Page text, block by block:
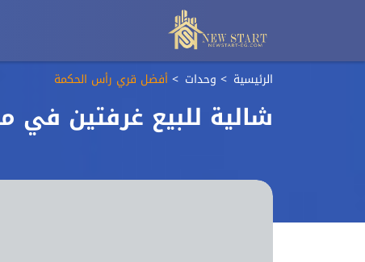
الرئيسية وحدات أفضل قري رأس الحكمة
شالية للبيع غرفتين في